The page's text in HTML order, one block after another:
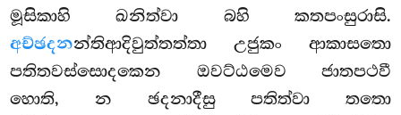
මූසිකාහි ඛනිත්වා බහි කතපංසුරාසි.
අච්ඡදනන්තිආදිවුත්තත්තා උජුකං ආකාසතො
පතිතවස්සොදකෙන ඔවට්ඨමෙව ජාතපථවී
හොති, න ඡදනාදීසු පතිත්වා තතො